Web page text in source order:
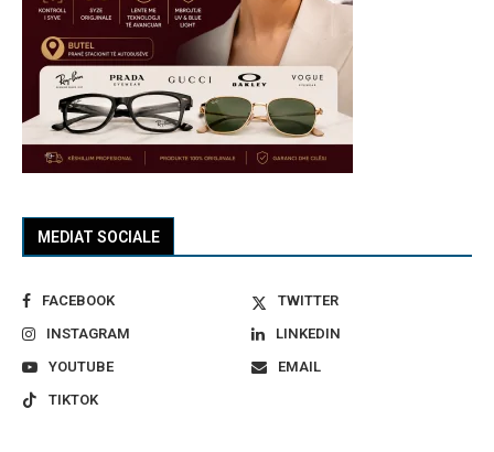
MEDIAT SOCIALE
FACEBOOK
TWITTER
INSTAGRAM
LINKEDIN
YOUTUBE
EMAIL
TIKTOK